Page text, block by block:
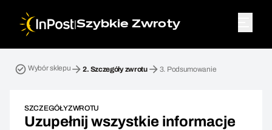
|Szybkie Zwroty
Wybór sklepu 2. Szczegóły zwrotu 3. Podsumowanie
SZCZEGÓŁY ZWROTU
Uzupełnij wszystkie informacje